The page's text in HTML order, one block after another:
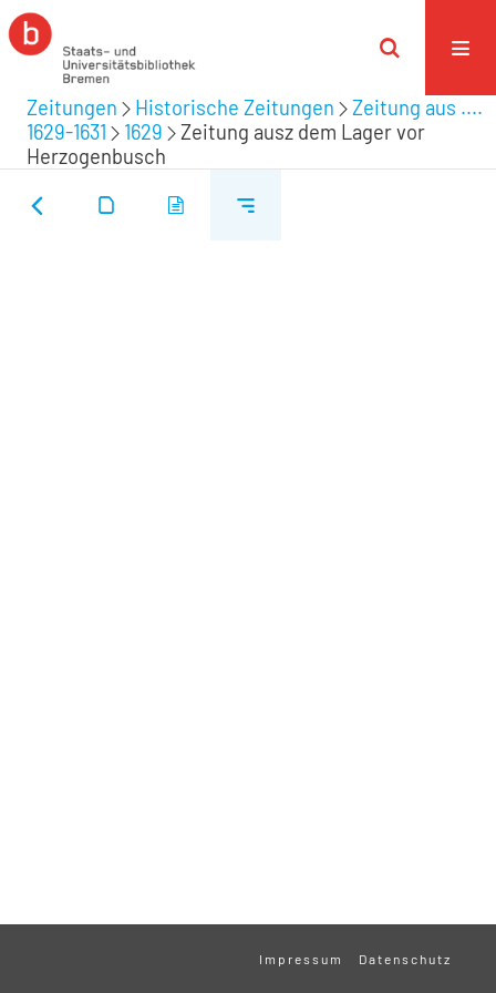
Zeitungen Historische Zeitungen
Zeitung aus ....
1629-1631
1629
Zeitung ausz dem Lager vor
Herzogenbusch
Impressum Datenschutz